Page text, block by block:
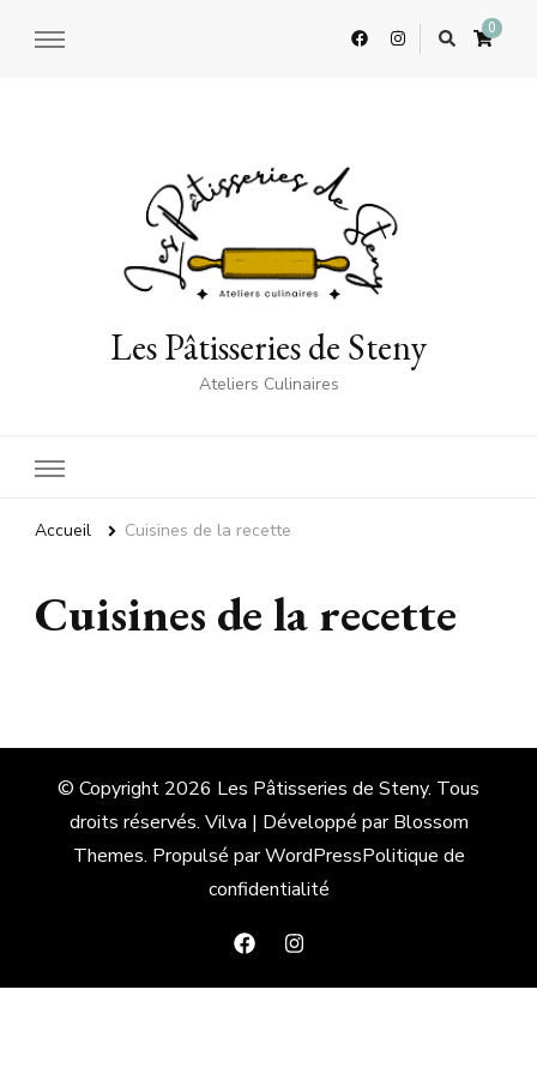
0
Les Pâtisseries de Steny
Ateliers Culinaires
Accueil Cuisines de la recette
Cuisines de la recette
© Copyright 2026 Les Pâtisseries de Steny. Tous
droits réservés. Vilva | Développé parBlossom
Themes. Propulsé parWordPressPolitique de
confidentialité